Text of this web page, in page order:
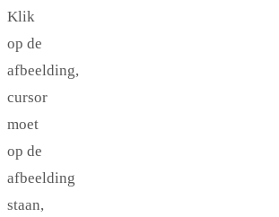
Klik
op de
afbeelding,
cursor
moet
op de
afbeelding
staan,